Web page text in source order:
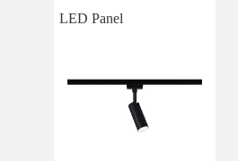
LED Panel